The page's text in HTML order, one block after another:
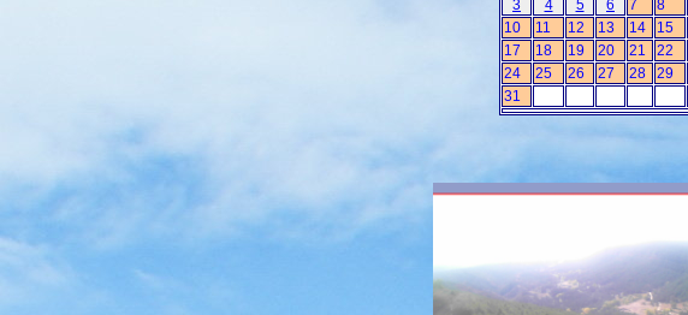
3
4 5 6 7 8
10
11 12 13 14 15
17
18 19 20 21 22
24
25 26 27 28 29
31